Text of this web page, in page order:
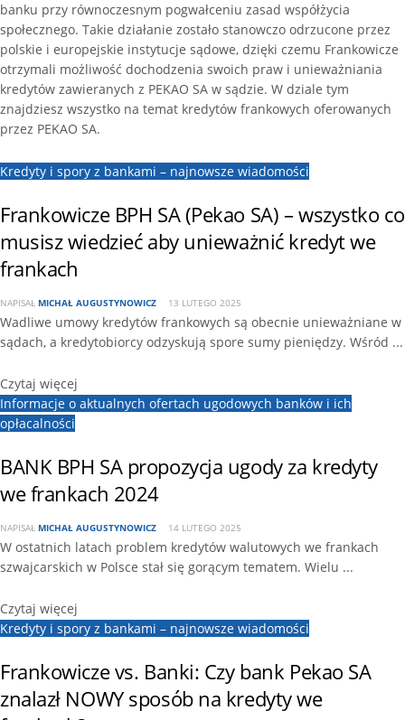
banku przy równoczesnym pogwałceniu zasad współżycia
społecznego. Takie działanie zostało stanowczo odrzucone przez
polskie i europejskie instytucje sądowe, dzięki czemu Frankowicze
otrzymali możliwość dochodzenia swoich praw i unieważniania
kredytów zawieranych z PEKAO SA w sądzie. W dziale tym
znajdziesz wszystko na temat kredytów frankowych oferowanych
przez PEKAO SA.
Kredyty i spory z bankami – najnowsze wiadomości
Frankowicze BPH SA (Pekao SA) – wszystko co
musisz wiedzieć aby unieważnić kredyt we
frankach
NAPISAŁ MICHAŁ AUGUSTYNOWICZ 13 LUTEGO 2025
Wadliwe umowy kredytów frankowych są obecnie unieważniane w
sądach, a kredytobiorcy odzyskują spore sumy pieniędzy. Wśród ...
Czytaj więcej
Informacje o aktualnych ofertach ugodowych banków i ich
opłacalności
BANK BPH SA propozycja ugody za kredyty
we frankach 2024
NAPISAŁ MICHAŁ AUGUSTYNOWICZ 14 LUTEGO 2025
W ostatnich latach problem kredytów walutowych we frankach
szwajcarskich w Polsce stał się gorącym tematem. Wielu ...
Czytaj więcej
Kredyty i spory z bankami – najnowsze wiadomości
Frankowicze vs. Banki: Czy bank Pekao SA
znalazł NOWY sposób na kredyty we